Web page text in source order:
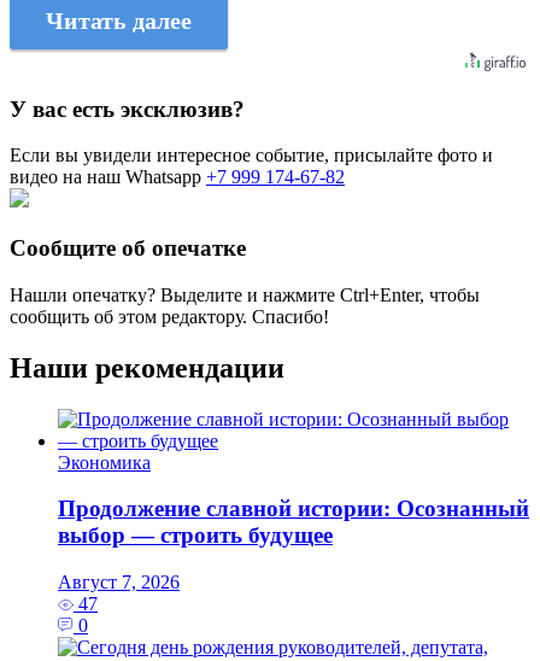
Читать далее
У вас есть эксклюзив?
Если вы увидели интересное событие, присылайте фото и
видео на наш Whatsapp +7 999 174-67-82
Сообщите об опечатке
Нашли опечатку? Выделите и нажмите Ctrl+Enter, чтобы
сообщить об этом редактору. Спасибо!
Наши рекомендации
Экономика
Продолжение славной истории: Осознанный
выбор — строить будущее
Август 7, 2026
47
0